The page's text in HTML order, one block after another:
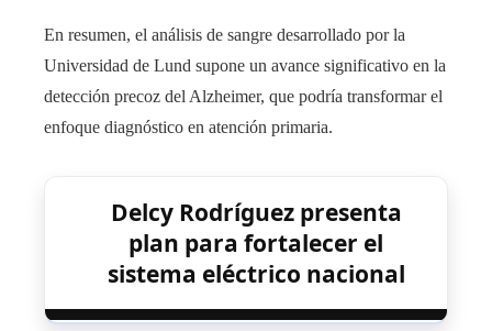
En resumen, el análisis de sangre desarrollado por la
Universidad de Lund supone un avance significativo en la
detección precoz del Alzheimer, que podría transformar el
enfoque diagnóstico en atención primaria.
Delcy Rodríguez presenta
plan para fortalecer el
sistema eléctrico nacional